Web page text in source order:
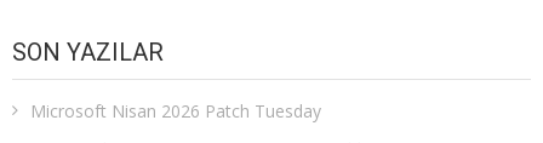
SON YAZILAR
Microsoft Nisan 2026 Patch Tuesday